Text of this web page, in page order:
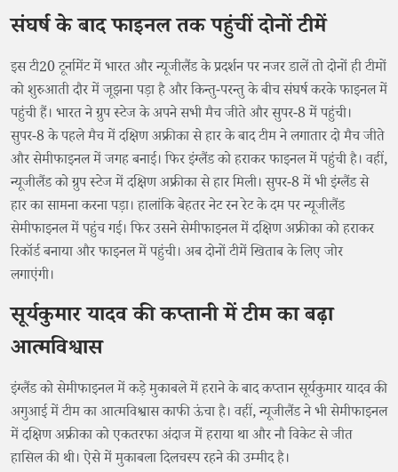
संघर्ष के बाद फाइनल तक पहुंचीं दोनों टीमें
इस टी20 टूर्नामेंट में भारत और न्यूजीलैंड के प्रदर्शन पर नजर डालें तो दोनों ही टीमों
को शुरुआती दौर में जूझना पड़ा है और किन्तु-परन्तु के बीच संघर्ष करके फाइनल में
पहुंची हैं। भारत ने ग्रुप स्टेज के अपने सभी मैच जीते और सुपर-8 में पहुंची।
सुपर-8 के पहले मैच में दक्षिण अफ्रीका से हार के बाद टीम ने लगातार दो मैच जीते
और सेमीफाइनल में जगह बनाई। फिर इंग्लैंड को हराकर फाइनल में पहुंची है। वहीं,
न्यूजीलैंड को ग्रुप स्टेज में दक्षिण अफ्रीका से हार मिली। सुपर-8 में भी इंग्लैंड से
हार का सामना करना पड़ा। हालांकि बेहतर नेट रन रेट के दम पर न्यूजीलैंड
सेमीफाइनल में पहुंच गई। फिर उसने सेमीफाइनल में दक्षिण अफ्रीका को हराकर
रिकॉर्ड बनाया और फाइनल में पहुंची। अब दोनों टीमें खिताब के लिए जोर
लगाएंगी।
सूर्यकुमार यादव की कप्तानी में टीम का बढ़ा
आत्मविश्वास
इंग्लैंड को सेमीफाइनल में कड़े मुकाबले में हराने के बाद कप्तान सूर्यकुमार यादव की
अगुआई में टीम का आत्मविश्वास काफी ऊंचा है। वहीं, न्यूजीलैंड ने भी सेमीफाइनल
में दक्षिण अफ्रीका को एकतरफा अंदाज में हराया था और नौ विकेट से जीत
हासिल की थी। ऐसे में मुकाबला दिलचस्प रहने की उम्मीद है।